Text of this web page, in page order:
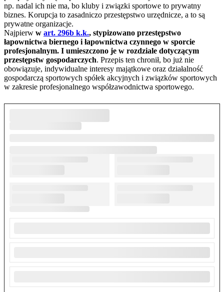
np. nadal ich nie ma, bo kluby i związki sportowe to prywatny
biznes. Korupcja to zasadniczo przestępstwo urzędnicze, a to są
prywatne organizacje.
Najpierw w art. 296b k.k., stypizowano przestępstwo
łapownictwa biernego i łapownictwa czynnego w sporcie
profesjonalnym. I umieszczono je w rozdziale dotyczącym
przestępstw gospodarczych. Przepis ten chronił, bo już nie
obowiązuje, indywidualne interesy majątkowe oraz działalność
gospodarczą sportowych spółek akcyjnych i związków sportowych
w zakresie profesjonalnego współzawodnictwa sportowego.